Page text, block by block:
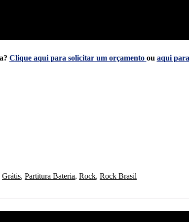
Clique aqui para solicitar um orçamento ou aqui
Grátis, Partitura Bateria, Rock, Rock Brasil